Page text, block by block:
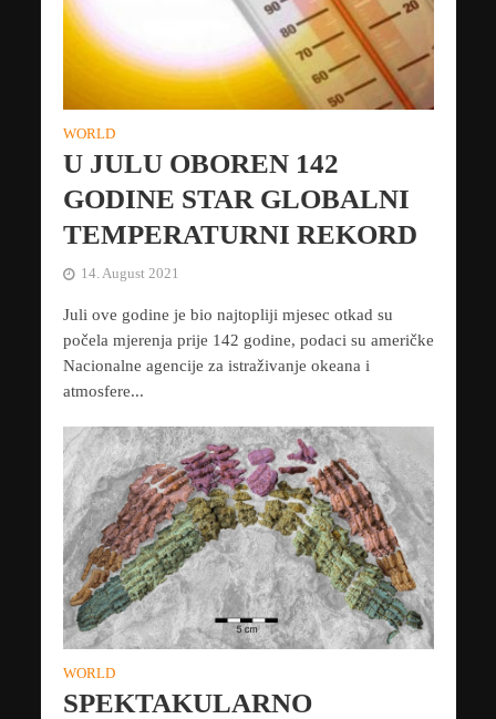
WORLD
U JULU OBOREN 142
GODINE STAR GLOBALNI
TEMPERATURNI REKORD
14. August 2021
Juli ove godine je bio najtopliji mjesec otkad su
počela mjerenja prije 142 godine, podaci su američke
Nacionalne agencije za istraživanje okeana i
atmosfere...
WORLD
SPEKTAKULARNO